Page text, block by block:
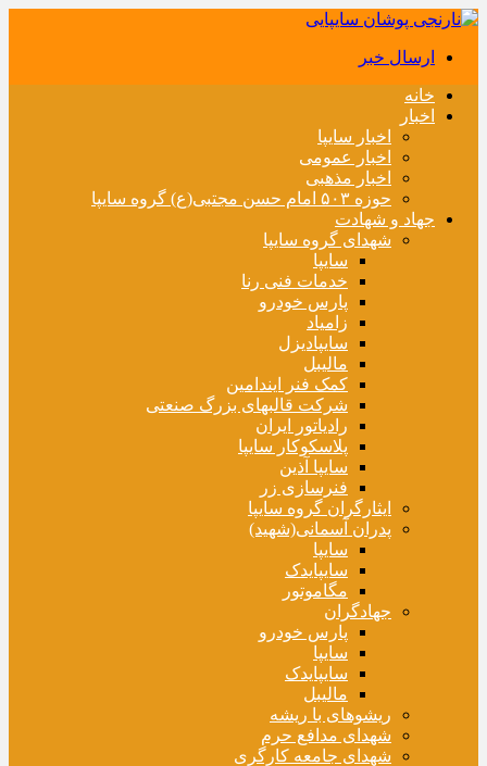
ارسال خبر
خانه
اخبار
اخبار سایپا
اخبار عمومی
اخبار مذهبی
حوزه ۵۰۳ امام حسن مجتبی(ع) گروه سایپا
جهاد و شهادت
شهدای گروه سایپا
سایپا
خدمات فنی رنا
پارس خودرو
زامیاد
سایپادیزل
مالیبل
کمک فنر ایندامین
شرکت قالبهای بزرگ صنعتی
رادیاتور ایران
پلاسکوکار سایپا
سایپا آذین
فنرسازی زر
ایثارگران گروه سایپا
پدران آسمانی(شهید)
سایپا
سایپایدک
مگاموتور
جهادگران
پارس خودرو
سایپا
سایپایدک
مالیبل
ریشوهای با ریشه
شهدای مدافع حرم
شهدای جامعه کارگری